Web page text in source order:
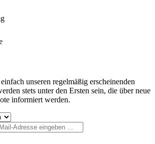
unseren regelmäßig erscheinenden
stets unter den Ersten sein, die über neue
informiert werden.